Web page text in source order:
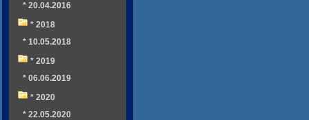
* 20.04.2016
* 2018
* 10.05.2018
* 2019
* 06.06.2019
* 2020
* 22.05.2020